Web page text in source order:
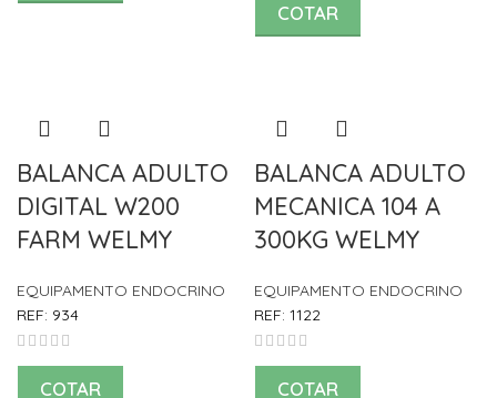
COTAR
BALANCA ADULTO
DIGITAL W200
FARM WELMY
EQUIPAMENTO ENDOCRINO
REF: 934
COTAR
BALANCA ADULTO
MECANICA 104 A
300KG WELMY
EQUIPAMENTO ENDOCRINO
REF: 1122
COTAR